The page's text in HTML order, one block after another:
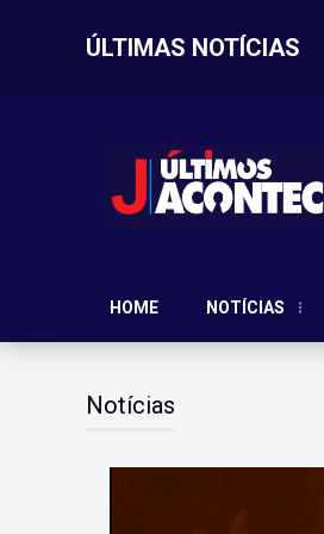
ÚLTIMAS NOTÍCIAS
vitima?
HOME NOTÍCIAS
Notícias